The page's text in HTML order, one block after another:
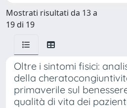
Mostrati risultati da 13 a
19 di 19
Oltre i sintomi fisici:
della
primaverile sul
qualità di vita dei